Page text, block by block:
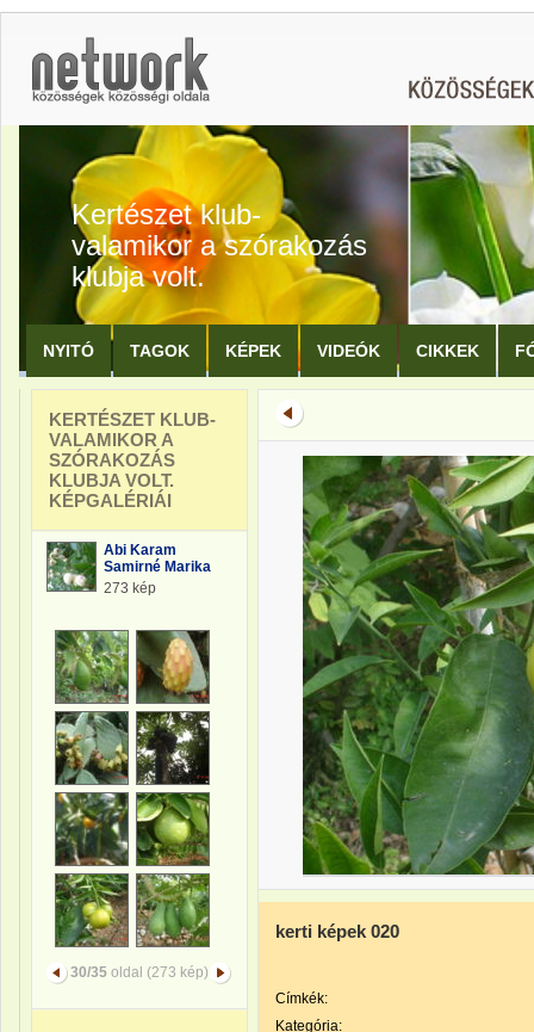
Kertészet klub-
valamikor a szórakozás
klubja volt.
NYITÓ TAGOK KÉPEK VIDEÓK CIKKEK
KERTÉSZET KLUB-
VALAMIKOR A
SZÓRAKOZÁS
KLUBJA VOLT.
KÉPGALÉRIÁI
Abi Karam
Samirné Marika
273 kép
30/35 oldal (273 kép)
kerti képek 020
Címkék:
Kategória: